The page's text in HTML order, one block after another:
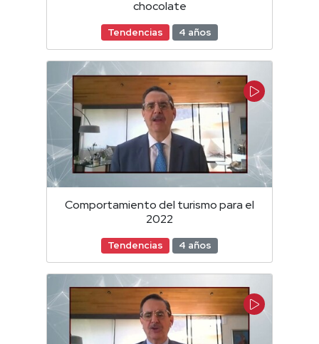
chocolate
Tendencias 4 años
Comportamiento del turismo para el
2022
Tendencias 4 años